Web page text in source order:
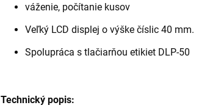
váženie, počítanie kusov
Veľký LCD displej o výške číslic 40 mm.
Spolupráca s tlačiarňou etikiet DLP-50
Technický popis: